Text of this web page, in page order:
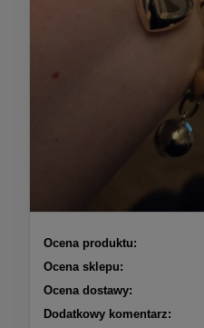
Ocena produktu:
Ocena sklepu:
Ocena dostawy:
Dodatkowy komentarz: